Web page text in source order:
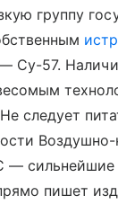
группу
Су-57.
следует
— сильнейшие
пишет